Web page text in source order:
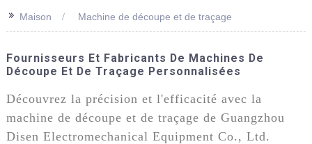
>> Maison Machine de découpe et de traçage
Fournisseurs Et Fabricants De Machines De
Découpe Et De Traçage Personnalisées
Découvrez la précision et l'efficacité avec la
machine de découpe et de traçage de Guangzhou
Disen Electromechanical Equipment Co., Ltd.